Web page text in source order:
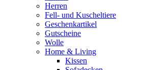
Herren
Fell- und Kuscheltiere
Geschenkartikel
Gutscheine
Wolle
Home & Living
Kissen